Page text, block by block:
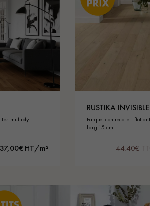
les multiply
37,00€ HT/m²
RUSTIKA INVISIBLE
parquet contrecollé - flottant
larg 15 cm
44,40€